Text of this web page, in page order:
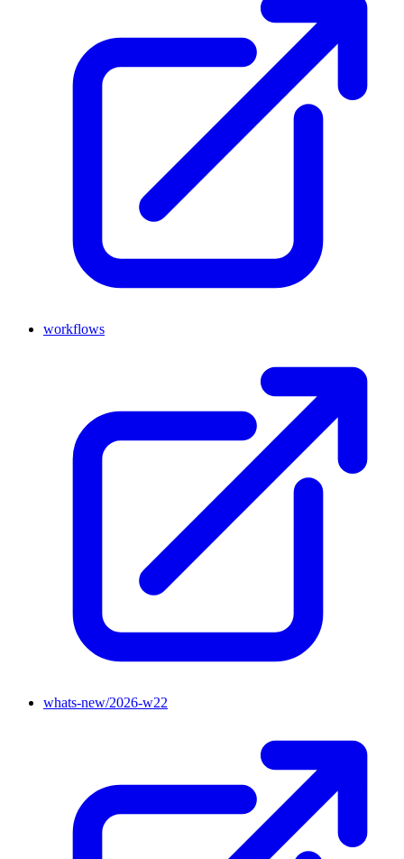
workflows
whats-new/2026-w22